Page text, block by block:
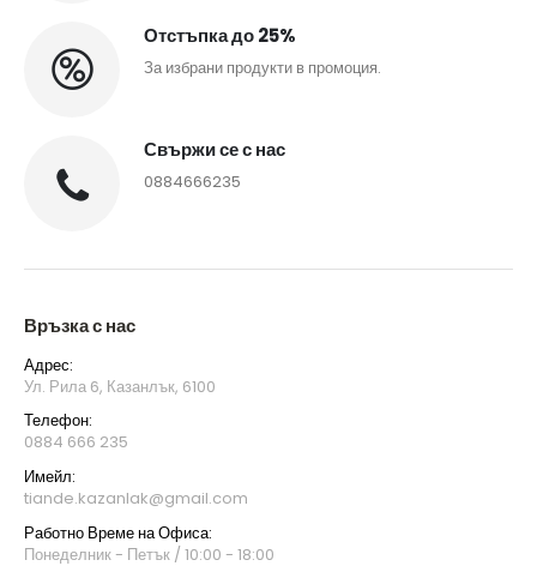
Отстъпка до 25%
За избрани продукти в промоция.
Свържи се с нас
0884666235
Връзка с нас
Адрес:
Ул. Рила 6, Казанлък, 6100
Телефон:
0884 666 235
Имейл:
tiande.kazanlak@gmail.com
Работно Време на Офиса:
Понеделник - Петък / 10:00 - 18:00